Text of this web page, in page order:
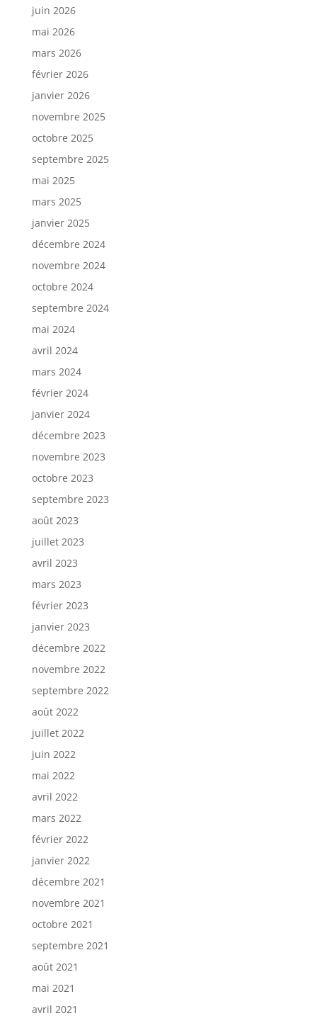
juin 2026
mai 2026
mars 2026
février 2026
janvier 2026
novembre 2025
octobre 2025
septembre 2025
mai 2025
mars 2025
janvier 2025
décembre 2024
novembre 2024
octobre 2024
septembre 2024
mai 2024
avril 2024
mars 2024
février 2024
janvier 2024
décembre 2023
novembre 2023
octobre 2023
septembre 2023
août 2023
juillet 2023
avril 2023
mars 2023
février 2023
janvier 2023
décembre 2022
novembre 2022
septembre 2022
août 2022
juillet 2022
juin 2022
mai 2022
avril 2022
mars 2022
février 2022
janvier 2022
décembre 2021
novembre 2021
octobre 2021
septembre 2021
août 2021
mai 2021
avril 2021